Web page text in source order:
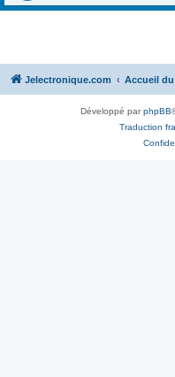
Jelectronique.com Accueil
Développé parphpBB
Traduction